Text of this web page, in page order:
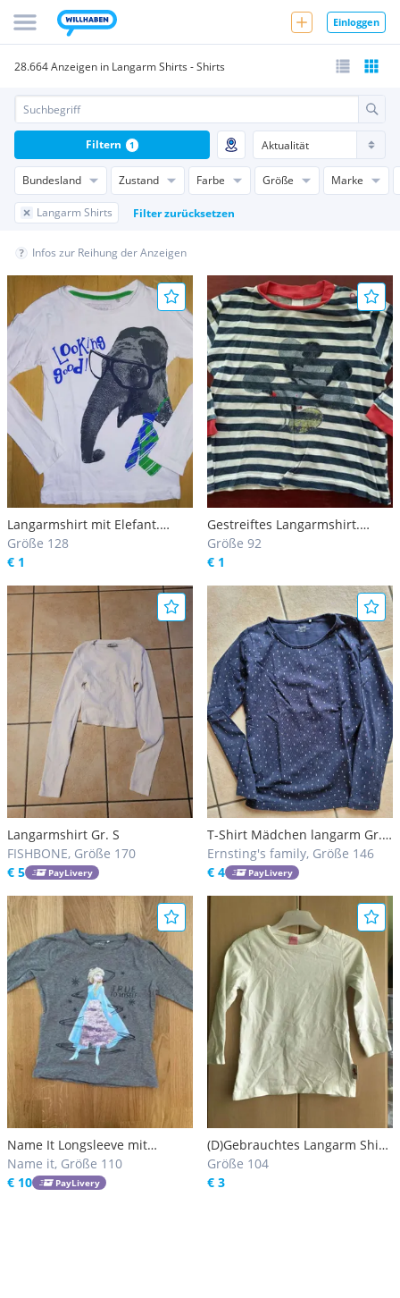
Einloggen
28.664 Anzeigen in Langarm Shirts - Shirts
Bundesland Zustand Farbe Größe Marke
Langarm Shirts Filter zurücksetzen
Filtern 1
Infos zur Reihung der Anzeigen
Langarmshirt mit Elefant.
Größe 128
Größe 128
€ 1
Gestreiftes Langarmshirt.
Größe 92
Größe 92
€ 1
Langarmshirt Gr. S
FISHBONE, Größe 170
€ 5
PayLivery
T-Shirt Mädchen langarm Gr.
146/152
Ernsting's family, Größe 146
€ 4
PayLivery
Name It Longsleeve mit
Frozen-Print Größe 110 für
kleine Elsa Fans
Name it, Größe 110
€ 10
PayLivery
(D)Gebrauchtes Langarm Shirt
Dopodopo WEIß 104/ Fixpreis
Größe 104
€ 3